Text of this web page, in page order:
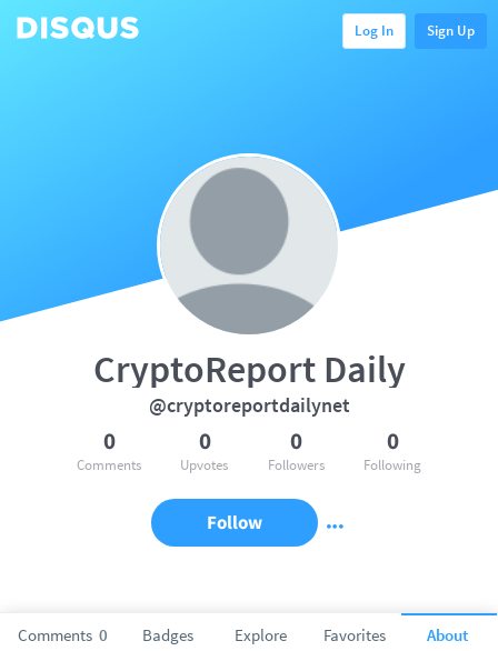
Log In Sign Up
Comments 0 Badges Explore Favorites About
CryptoReport Daily
@cryptoreportdailynet
0
Comments
0
Upvotes
0
Followers
0
Following
Follow